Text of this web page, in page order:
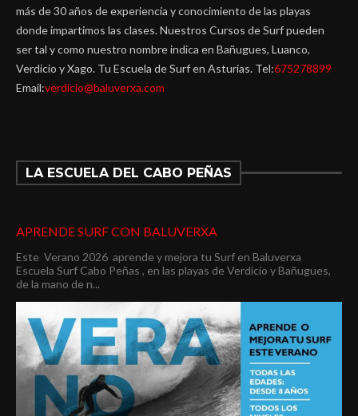
más de 30 años de experiencia y conocimiento de las playas
donde impartimos las clases. Nuestros Cursos de Surf pueden
ser tal y como nuestro nombre indica en Bañugues, Luanco,
Verdicio y Xago. Tu Escuela de Surf en Asturias. Tel:675278899
Email:verdicio@baluverxa.com
LA ESCUELA DEL CABO PEÑAS
APRENDE SURF CON BALUVERXA
Este Verano 2026 aprende y mejora tu Surf en Baluverxa
Escuela Surf Cabo Peñas , en las playas de Verdicio y Bañugues,
de la mano de n...